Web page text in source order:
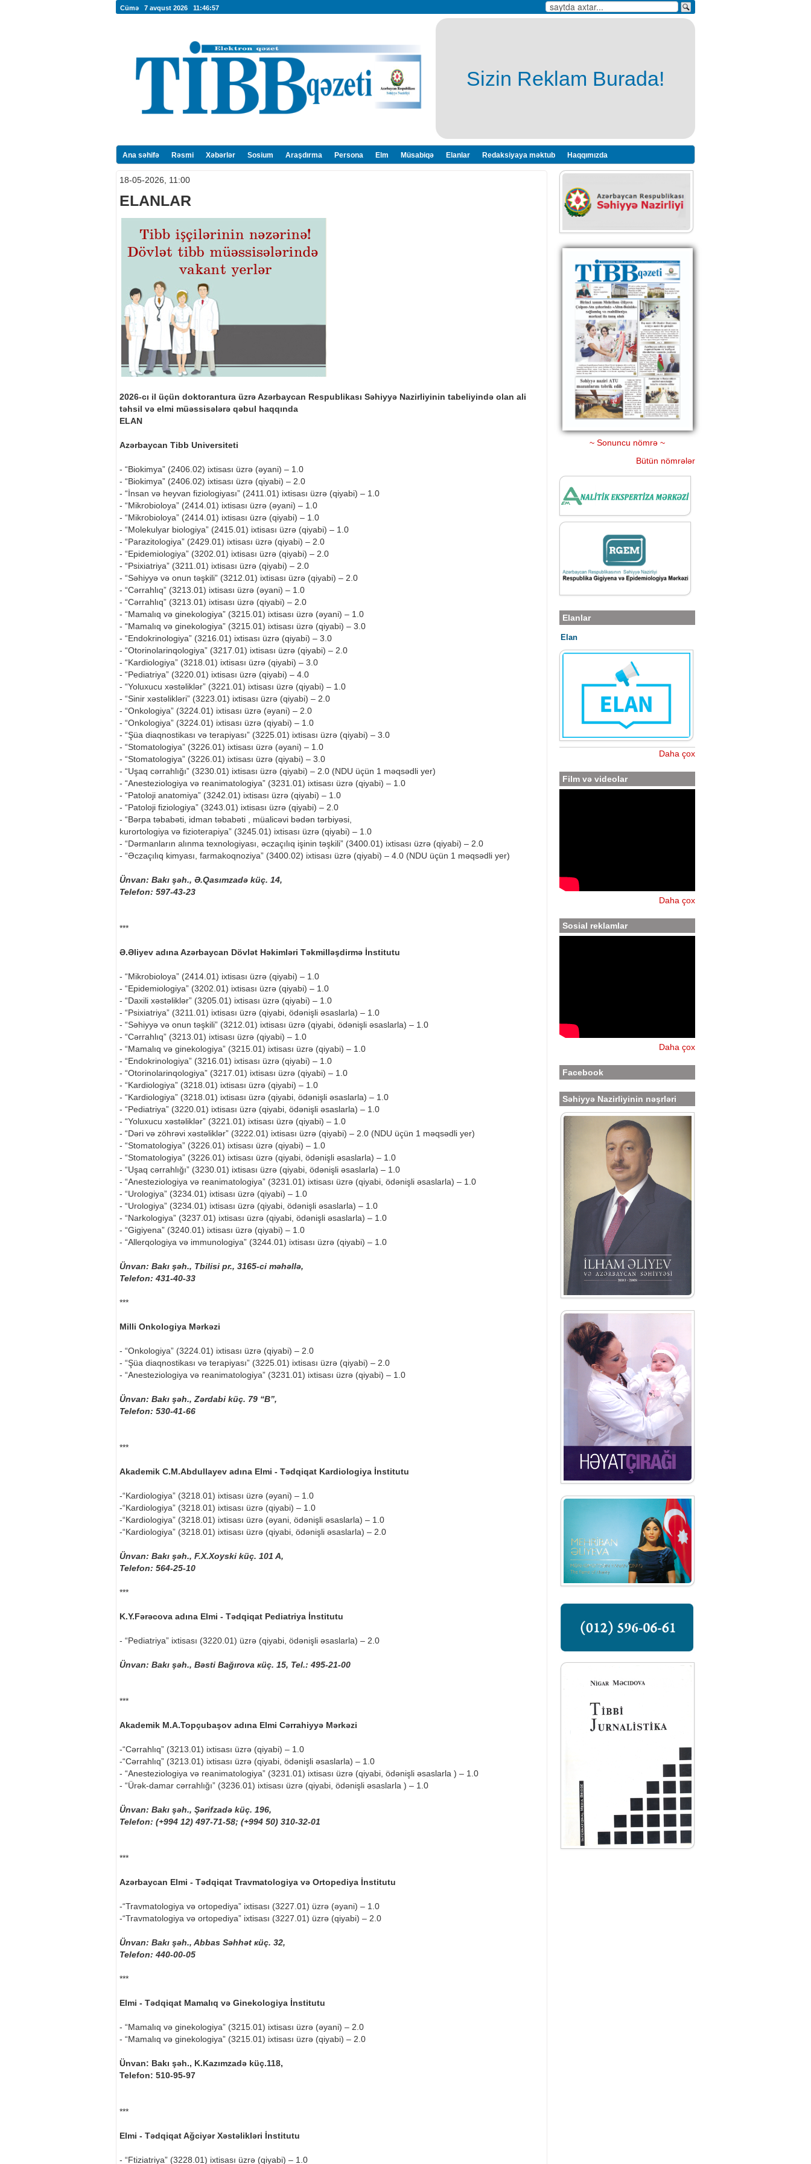
Cümə 7 avqust 2026 11:46:58
Sizin Reklam Burada!
Ana səhifə Rəsmi Xəbərlər Sosium Araşdırma Persona Elm Müsabiqə Elanlar Redaksiyaya məktub Haqqımızda
18-05-2026, 11:00
ELANLAR
2026-cı il üçün doktorantura üzrə Azərbaycan Respublikası Səhiyyə Nazirliyinin tabeliyində olan ali
təhsil və elmi müəssisələrə qəbul haqqında
ELAN
Azərbaycan Tibb Universiteti
- “Biokimya” (2406.02) ixtisası üzrə (əyani) – 1.0
- “Biokimya” (2406.02) ixtisası üzrə (qiyabi) – 2.0
- “İnsan və heyvan fiziologiyası” (2411.01) ixtisası üzrə (qiyabi) – 1.0
- “Mikrobioloya” (2414.01) ixtisası üzrə (əyani) – 1.0
- “Mikrobioloya” (2414.01) ixtisası üzrə (qiyabi) – 1.0
- “Molekulyar biologiya” (2415.01) ixtisası üzrə (qiyabi) – 1.0
- “Parazitologiya” (2429.01) ixtisası üzrə (qiyabi) – 2.0
- “Epidemiologiya” (3202.01) ixtisası üzrə (qiyabi) – 2.0
- “Psixiatriya” (3211.01) ixtisası üzrə (qiyabi) – 2.0
- “Səhiyyə və onun təşkili” (3212.01) ixtisası üzrə (qiyabi) – 2.0
- “Cərrahlıq” (3213.01) ixtisası üzrə (əyani) – 1.0
- “Cərrahlıq” (3213.01) ixtisası üzrə (qiyabi) – 2.0
- “Mamalıq və ginekologiya” (3215.01) ixtisası üzrə (əyani) – 1.0
- “Mamalıq və ginekologiya” (3215.01) ixtisası üzrə (qiyabi) – 3.0
- “Endokrinologiya” (3216.01) ixtisası üzrə (qiyabi) – 3.0
- “Otorinolarinqologiya” (3217.01) ixtisası üzrə (qiyabi) – 2.0
- “Kardiologiya” (3218.01) ixtisası üzrə (qiyabi) – 3.0
- “Pediatriya” (3220.01) ixtisası üzrə (qiyabi) – 4.0
- “Yoluxucu xəstəliklər” (3221.01) ixtisası üzrə (qiyabi) – 1.0
- “Sinir xəstəlikləri” (3223.01) ixtisası üzrə (qiyabi) – 2.0
- “Onkologiya” (3224.01) ixtisası üzrə (əyani) – 2.0
- “Onkologiya” (3224.01) ixtisası üzrə (qiyabi) – 1.0
- “Şüa diaqnostikası və terapiyası” (3225.01) ixtisası üzrə (qiyabi) – 3.0
- “Stomatologiya” (3226.01) ixtisası üzrə (əyani) – 1.0
- “Stomatologiya” (3226.01) ixtisası üzrə (qiyabi) – 3.0
- “Uşaq cərrahlığı” (3230.01) ixtisası üzrə (qiyabi) – 2.0 (NDU üçün 1 məqsədli yer)
- “Anesteziologiya və reanimatologiya” (3231.01) ixtisası üzrə (qiyabi) – 1.0
- “Patoloji anatomiya” (3242.01) ixtisası üzrə (qiyabi) – 1.0
- “Patoloji fiziologiya” (3243.01) ixtisası üzrə (qiyabi) – 2.0
- “Bərpa təbabəti, idman təbabəti , müalicəvi bədən tərbiyəsi,
kurortologiya və fizioterapiya” (3245.01) ixtisası üzrə (qiyabi) – 1.0
- “Dərmanların alınma texnologiyası, əczaçılıq işinin təşkili” (3400.01) ixtisası üzrə (qiyabi) – 2.0
- “Əczaçılıq kimyası, farmakoqnoziya” (3400.02) ixtisası üzrə (qiyabi) – 4.0 (NDU üçün 1 məqsədli yer)
Ünvan: Bakı şəh., Ə.Qasımzadə küç. 14,
Telefon: 597-43-23
***
Ə.Əliyev adına Azərbaycan Dövlət Həkimləri Təkmilləşdirmə İnstitutu
- “Mikrobioloya” (2414.01) ixtisası üzrə (qiyabi) – 1.0
- “Epidemiologiya” (3202.01) ixtisası üzrə (qiyabi) – 1.0
- “Daxili xəstəliklər” (3205.01) ixtisası üzrə (qiyabi) – 1.0
- “Psixiatriya” (3211.01) ixtisası üzrə (qiyabi, ödənişli əsaslarla) – 1.0
- “Səhiyyə və onun təşkili” (3212.01) ixtisası üzrə (qiyabi, ödənişli əsaslarla) – 1.0
- “Cərrahlıq” (3213.01) ixtisası üzrə (qiyabi) – 1.0
- “Mamalıq və ginekologiya” (3215.01) ixtisası üzrə (qiyabi) – 1.0
- “Endokrinologiya” (3216.01) ixtisası üzrə (qiyabi) – 1.0
- “Otorinolarinqologiya” (3217.01) ixtisası üzrə (qiyabi) – 1.0
- “Kardiologiya” (3218.01) ixtisası üzrə (qiyabi) – 1.0
- “Kardiologiya” (3218.01) ixtisası üzrə (qiyabi, ödənişli əsaslarla) – 1.0
- “Pediatriya” (3220.01) ixtisası üzrə (qiyabi, ödənişli əsaslarla) – 1.0
- “Yoluxucu xəstəliklər” (3221.01) ixtisası üzrə (qiyabi) – 1.0
- “Dəri və zöhrəvi xəstəliklər” (3222.01) ixtisası üzrə (qiyabi) – 2.0 (NDU üçün 1 məqsədli yer)
- “Stomatologiya” (3226.01) ixtisası üzrə (qiyabi) – 1.0
- “Stomatologiya” (3226.01) ixtisası üzrə (qiyabi, ödənişli əsaslarla) – 1.0
- “Uşaq cərrahlığı” (3230.01) ixtisası üzrə (qiyabi, ödənişli əsaslarla) – 1.0
- “Anesteziologiya və reanimatologiya” (3231.01) ixtisası üzrə (qiyabi, ödənişli əsaslarla) – 1.0
- “Urologiya” (3234.01) ixtisası üzrə (qiyabi) – 1.0
- “Urologiya” (3234.01) ixtisası üzrə (qiyabi, ödənişli əsaslarla) – 1.0
- “Narkologiya” (3237.01) ixtisası üzrə (qiyabi, ödənişli əsaslarla) – 1.0
- “Gigiyena” (3240.01) ixtisası üzrə (qiyabi) – 1.0
- “Allerqologiya və immunologiya” (3244.01) ixtisası üzrə (qiyabi) – 1.0
Ünvan: Bakı şəh., Tbilisi pr., 3165-ci məhəllə,
Telefon: 431-40-33
***
Milli Onkologiya Mərkəzi
- “Onkologiya” (3224.01) ixtisası üzrə (qiyabi) – 2.0
- “Şüa diaqnostikası və terapiyası” (3225.01) ixtisası üzrə (qiyabi) – 2.0
- “Anesteziologiya və reanimatologiya” (3231.01) ixtisası üzrə (qiyabi) – 1.0
Ünvan: Bakı şəh., Zərdabi küç. 79 “B”,
Telefon: 530-41-66
***
Akademik C.M.Abdullayev adına Elmi - Tədqiqat Kardiologiya İnstitutu
-“Kardiologiya” (3218.01) ixtisası üzrə (əyani) – 1.0
-“Kardiologiya” (3218.01) ixtisası üzrə (qiyabi) – 1.0
-“Kardiologiya” (3218.01) ixtisası üzrə (əyani, ödənişli əsaslarla) – 1.0
-“Kardiologiya” (3218.01) ixtisası üzrə (qiyabi, ödənişli əsaslarla) – 2.0
Ünvan: Bakı şəh., F.X.Xoyski küç. 101 A,
Telefon: 564-25-10
***
K.Y.Fərəcova adına Elmi - Tədqiqat Pediatriya İnstitutu
- “Pediatriya” ixtisası (3220.01) üzrə (qiyabi, ödənişli əsaslarla) – 2.0
Ünvan: Bakı şəh., Bəsti Bağırova кüç. 15, Tel.: 495-21-00
***
Akademik M.A.Topçubaşov adına Elmi Cərrahiyyə Mərkəzi
-“Cərrahlıq” (3213.01) ixtisası üzrə (qiyabi) – 1.0
-“Cərrahlıq” (3213.01) ixtisası üzrə (qiyabi, ödənişli əsaslarla) – 1.0
- “Anesteziologiya və reanimatologiya” (3231.01) ixtisası üzrə (qiyabi, ödənişli əsaslarla ) – 1.0
- “Ürək-damar cərrahlığı” (3236.01) ixtisası üzrə (qiyabi, ödənişli əsaslarla ) – 1.0
Ünvan: Bakı şəh., Şərifzadə küç. 196,
Telefon: (+994 12) 497-71-58; (+994 50) 310-32-01
***
Azərbaycan Elmi - Tədqiqat Travmatologiya və Ortopediya İnstitutu
-“Travmatologiya və ortopediya” ixtisası (3227.01) üzrə (əyani) – 1.0
-“Travmatologiya və ortopediya” ixtisası (3227.01) üzrə (qiyabi) – 2.0
Ünvan: Bakı şəh., Abbas Səhhət кüç. 32,
Telefon: 440-00-05
***
Elmi - Tədqiqat Mamalıq və Ginekologiya İnstitutu
- “Mamalıq və ginekologiya” (3215.01) ixtisası üzrə (əyani) – 2.0
- “Mamalıq və ginekologiya” (3215.01) ixtisası üzrə (qiyabi) – 2.0
Ünvan: Bakı şəh., K.Kazımzadə küç.118,
Telefon: 510-95-97
***
Elmi - Tədqiqat Ağciyər Xəstəlikləri İnstitutu
- “Ftiziatriya” (3228.01) ixtisası üzrə (qiyabi) – 1.0
~ Sonuncu nömrə ~
Bütün nömrələr
Elanlar
Elan
Daha çox
Film və videolar
Daha çox
Sosial reklamlar
Daha çox
Facebook
Səhiyyə Nazirliyinin nəşrləri